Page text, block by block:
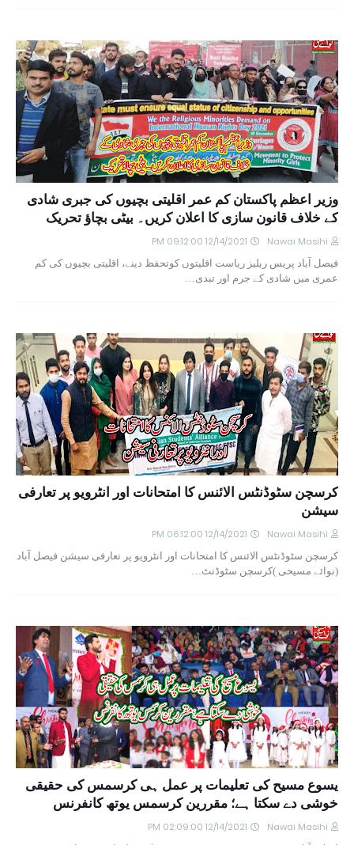
وزیر اعظم پاکستان کم عمر اقلیتی بچیوں کی جبری شادی
کے خلاف قانون سازی کا اعلان کریں۔ بیٹی بچاؤ تحریک
Nawai Masihi
12/14/2021 09:12:00 PM
فیصل آباد پریس ریلیز ریاست اقلیتوں کوتحفظ دینے، اقلیتی بچیوں کی کم
عمری میں شادی کے جرم اور تبدی…
کرسچن سٹوڈنٹس الائنس کا امتحانات اور انٹرویو پر تعارفی
سیشن
Nawai Masihi
12/14/2021 06:12:00 PM
کرسچن سٹوڈنٹس الائنس کا امتحانات اور انٹرویو پر تعارفی سیشن فیصل آباد
(نوائے مسیحی )کرسچن سٹوڈنٹ…
یسوع مسیح کی تعلیمات پر عمل ہی کرسمس کی حقیقی
خوشی دے سکتا ہے؛ مقررین کرسمس یوتھ کانفرنس
Nawai Masihi
12/14/2021 02:09:00 PM